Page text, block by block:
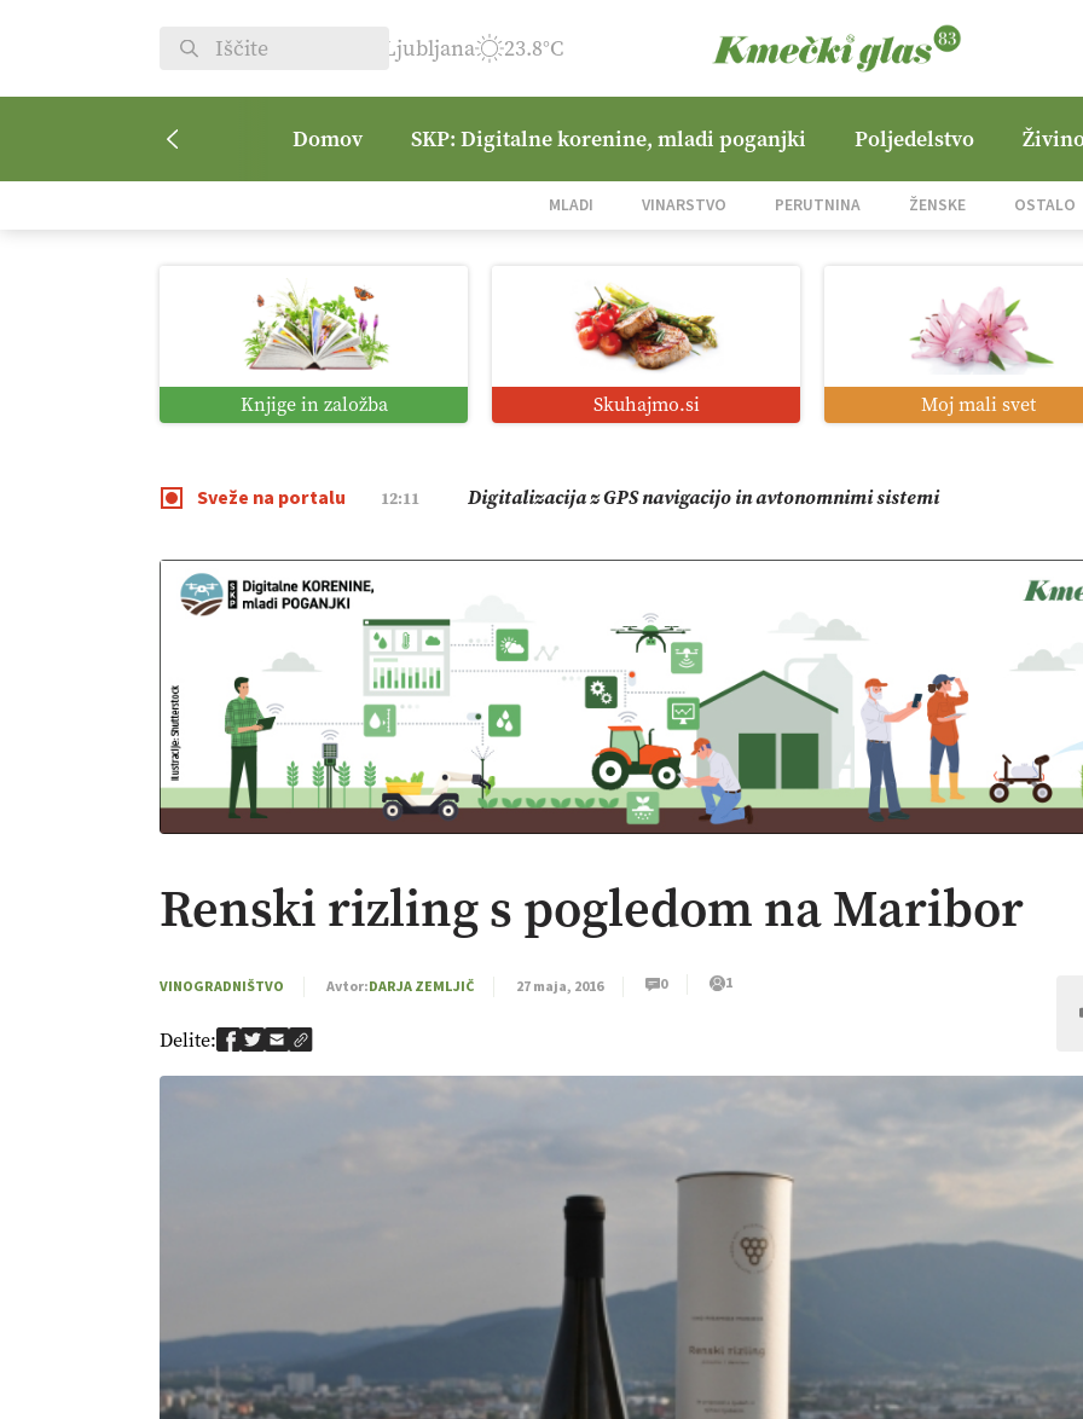
Ljubljana 23.8°C
Domov SKP: Digitalne korenine, mladi poganjki Poljedelstvo
MLADI VINARSTVO PERUTNINA ŽENSKE OSTALO
Knjige in založba Skuhajmo.si Moj mali svet
Sveže na portalu
08:50 Vrt Dvorjane Hills
01:38 Digitalno od satelita do prašičjega korita
12:11 Digitalizacija z GPS navigacijo in avtonomnimi sistemi
09:09 Pomagajmo družini Bregar po uničujočem požaru
Renski rizling s pogledom na Maribor
VINOGRADNIŠTVO Avtor:DARJA ZEMLJIČ 27 maja, 2016 0 1
Delite: